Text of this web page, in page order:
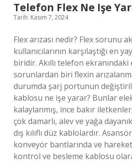
Telefon Flex Ne Işe
Tarih: Kasım 7, 2024
Flex arızası nedir? Flex sorunu
kullanıcılarının karşılaştığı en
biridir. Akıllı telefon
sorunlardan biri flexin
durumda şarj portunun
kablosu ne işe yarar? Bunlar
kalaylanmış, ince bakır
çok damarlı, alev ve yağa
dış kılıflı düz kablolardır.
konveyör bantlarında ve
kontrol ve besleme kablosu